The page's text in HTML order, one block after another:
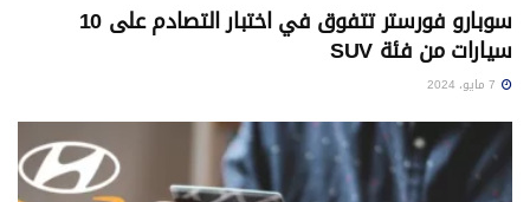
سوبارو فورستر تتفوق في اختبار التصادم على 10
سيارات من فئة SUV